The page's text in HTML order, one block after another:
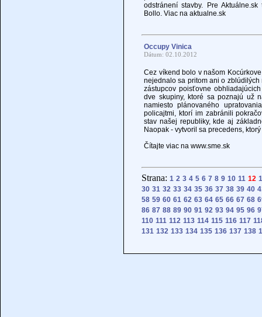
odstránení stavby. Pre
Bollo. Viac na aktualne.sk
Occupy Vinica
Dátum: 02.10.2012
Cez víkend bolo v našom
nejednalo sa pritom ani o
zástupcov poisťovne
dve skupiny, ktoré sa poznajú už
namiesto plánovaného
policajtmi, ktorí im zabránili
stav našej republiky, kde aj
Naopak - vytvoril sa precedens,
Čítajte viac na www.sme.sk
Strana: 1 2 3 4 5 6 7 8 9 10 11 12
30 31 32 33 34 35 36 37 38 39 40
58 59 60 61 62 63 64 65 66 67 68
86 87 88 89 90 91 92 93 94 95 96
110 111 112 113 114 115 116 117
131 132 133 134 135 136 137 138